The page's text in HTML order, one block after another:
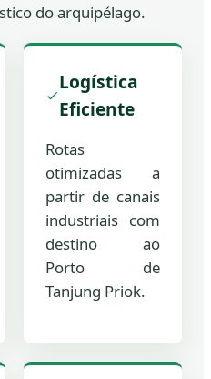
do arquipélago.
Logística
Eficiente
Rotas
otimizadas a
partir de canais
industriais com
destino ao
Porto de
Tanjung Priok.